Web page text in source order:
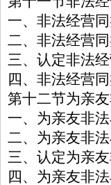
一、非法经营
二、非法经营
三、认定非法
四、非法经营
第十二节为亲
一、为亲友非
二、为亲友非
三、认定为亲
四、为亲友非